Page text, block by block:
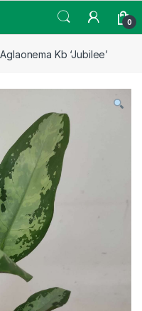
0
Aglaonema Kb ‘Jubilee’